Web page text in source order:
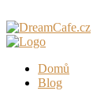
Domů
Blog